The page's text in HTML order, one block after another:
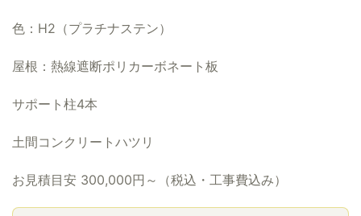
色：H2（プラチナステン）
屋根：熱線遮断ポリカーボネート板
サポート柱4本
土間コンクリートハツリ
お見積目安 300,000円～（税込・工事費込み）